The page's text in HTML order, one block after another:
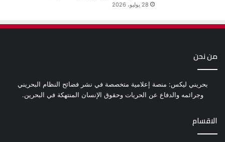
28 يوليو، 2026
من نحن
بحريني ليكس: منصة إعلامية متخصصة في نشر فضائح النظام البحريني
وجرائمه والدفاع عن الحريات وحقوق الإنسان المنتهكة في البحرين.
الاقسام